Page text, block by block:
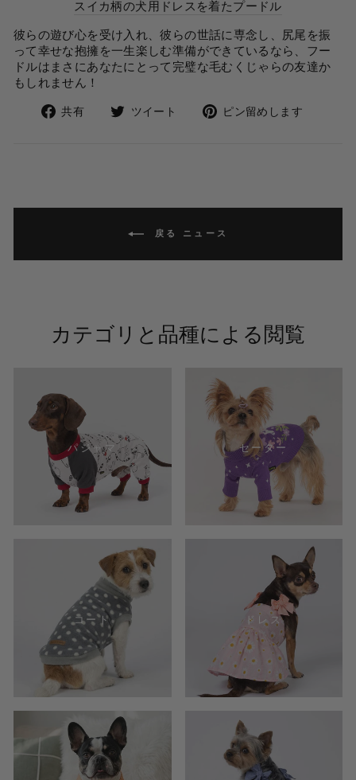
スイカ柄の犬用ドレスを着たプードル
彼らの遊び心を受け入れ、彼らの世話に専念し、尻尾を振
って幸せな抱擁を一生楽しむ準備ができているなら、フー
ドルはまさにあなたにとって完璧な毛むくじゃらの友達か
もしれません！
共有
Facebook
す
ツイート
Twitterピン留めします
戻る ニュース
カテゴリと品種による閲覧
パジャマ セーター
コート ドレス